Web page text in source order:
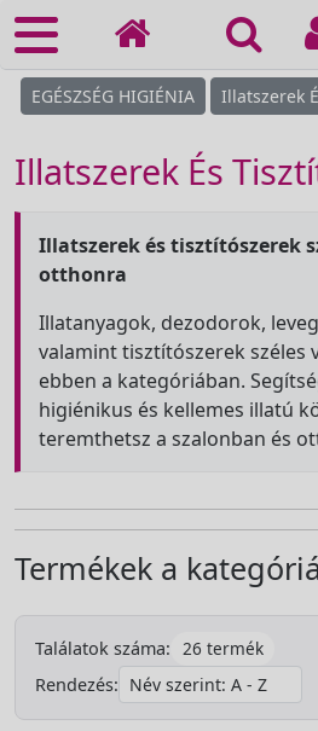
EGÉSZSÉG HIGIÉNIA Illatszerek
Illatszerek És
Illatszerek és tisztítószerek
otthonra
Illatanyagok, dezodorok,
valamint tisztítószerek széles
ebben a kategóriában.
higiénikus és kellemes illatú
teremthetsz a szalonban és
Termékek a
Találatok száma:
26 termék
Rendezés: